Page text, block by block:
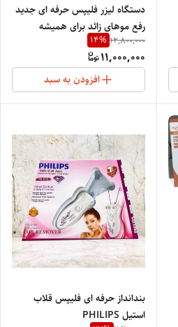
دستگاه لیزر فلیپس حرفه ای جدید
رفع موهای زائد برای همیشه
PHILIPS NEW2024
12,800,000
14%
11,000,000
افزودن به سبد
بندانداز حرفه ای فلیپس قلاب
استیل PHILIPS